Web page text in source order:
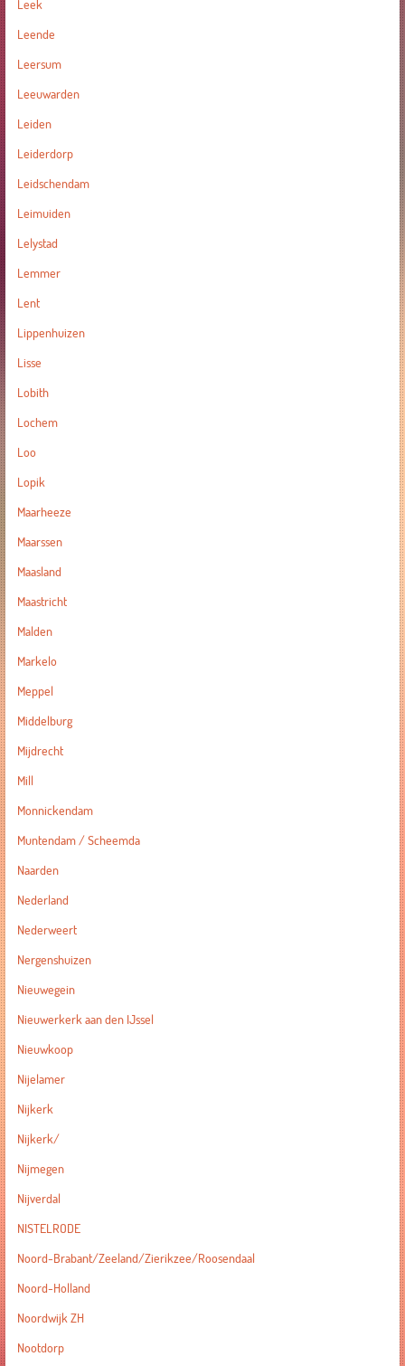
Leek
Leende
Leersum
Leeuwarden
Leiden
Leiderdorp
Leidschendam
Leimuiden
Lelystad
Lemmer
Lent
Lippenhuizen
Lisse
Lobith
Lochem
Loo
Lopik
Maarheeze
Maarssen
Maasland
Maastricht
Malden
Markelo
Meppel
Middelburg
Mijdrecht
Mill
Monnickendam
Muntendam / Scheemda
Naarden
Nederland
Nederweert
Nergenshuizen
Nieuwegein
Nieuwerkerk aan den IJssel
Nieuwkoop
Nijelamer
Nijkerk
Nijkerk/
Nijmegen
Nijverdal
NISTELRODE
Noord-Brabant/Zeeland/Zierikzee/Roosendaal
Noord-Holland
Noordwijk ZH
Nootdorp